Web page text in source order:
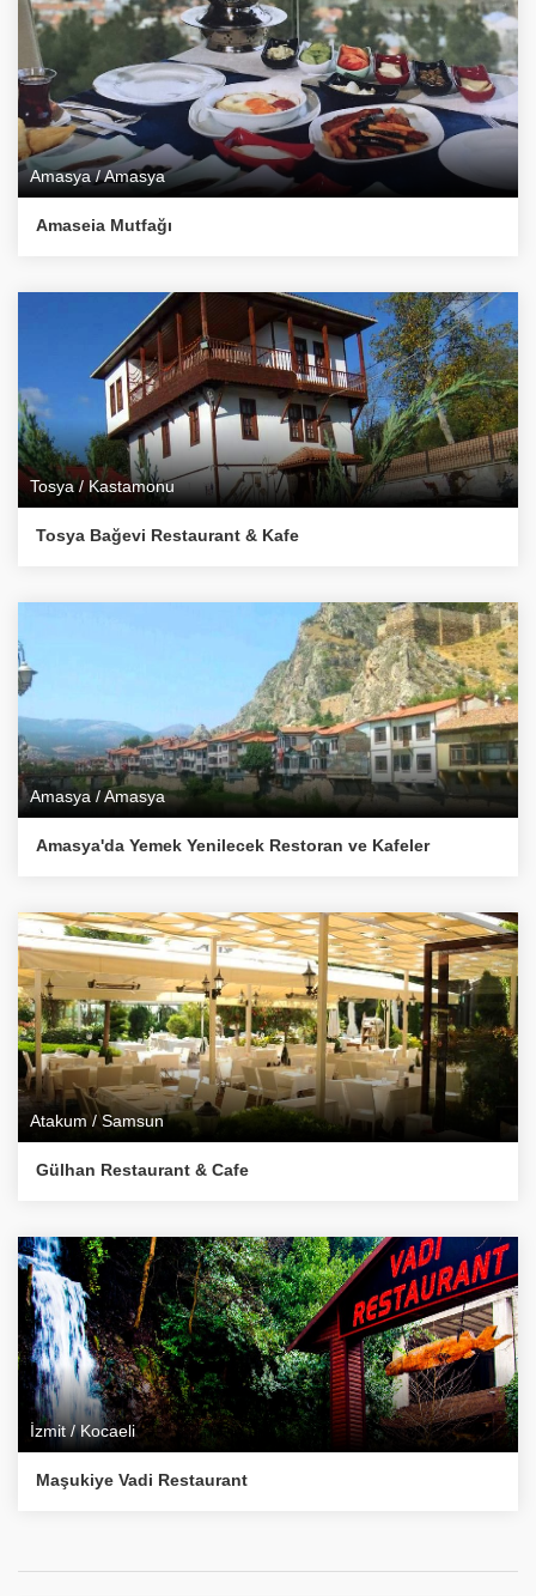
Amasya / Amasya
Amaseia Mutfağı
Tosya / Kastamonu
Tosya Bağevi Restaurant & Kafe
Amasya / Amasya
Amasya'da Yemek Yenilecek Restoran ve Kafeler
Atakum / Samsun
Gülhan Restaurant & Cafe
İzmit / Kocaeli
Maşukiye Vadi Restaurant